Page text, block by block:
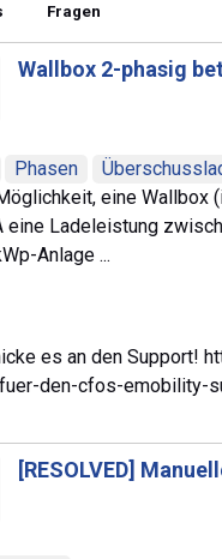
Fragen
Wallbox 2-phasig
Phasen
eine Wallbox
eine Ladeleistung
Anlage ...
es an den
den-cfos-emobility-
[RESOLVED]